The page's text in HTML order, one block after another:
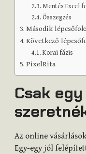
Mentés Excel
Összegzés
Második
Következő
Korai fázis
PixelRita
Csak
Az online
Egy-egy jól